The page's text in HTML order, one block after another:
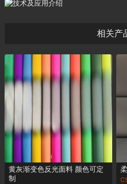
相关产
黄灰渐变色反光面料 颜色可定
制